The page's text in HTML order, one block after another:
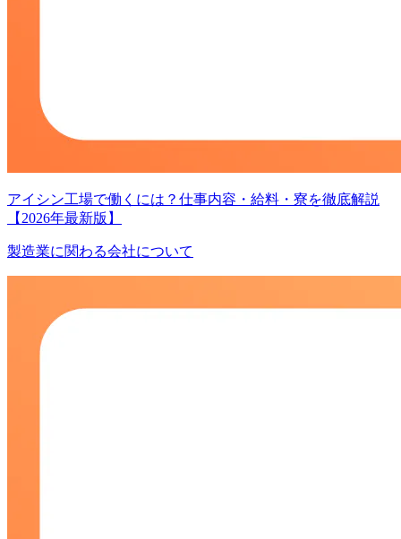
アイシン工場で働くには？仕事内容・給料・寮を徹底解説
【2026年最新版】
製造業に関わる会社について